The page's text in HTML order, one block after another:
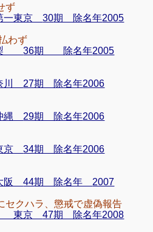
ず
一東京30期 除名年2005
わず
36期 除名年2005
川 27期 除名年2006
縄 29期 除名年2006
京34期 除名年2006
阪44期 除名年 2007
セクハラ、懲戒で虚偽報告
京47期 除名年2008